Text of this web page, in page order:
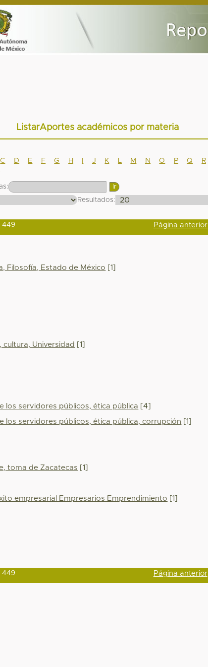
ListarAportes académicos por materia
C D E F G H J K M N O P Q R
Resultados:
449 Página anterior
Filosofía, Estado de México [1]
cultura, Universidad [1]
los servidores públicos, ética pública [4]
los servidores públicos, ética pública, corrupción [1]
toma de Zacatecas [1]
empresarial Empresarios Emprendimiento [1]
449 Página anterior